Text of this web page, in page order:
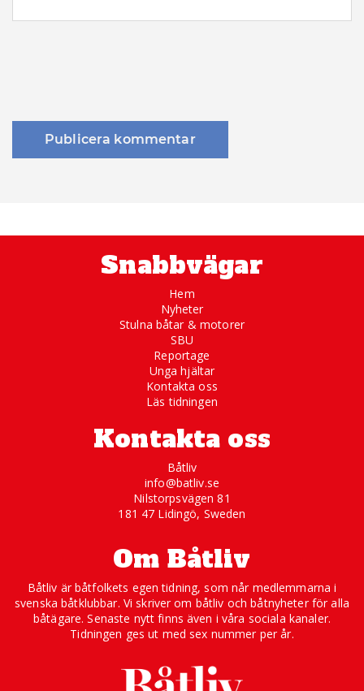
Snabbvägar
Hem
Nyheter
Stulna båtar & motorer
SBU
Reportage
Unga hjältar
Kontakta oss
Läs tidningen
Kontakta oss
Båtliv
info@batliv.se
Nilstorpsvägen 81
181 47 Lidingö, Sweden
Om Båtliv
Båtliv är båtfolkets egen tidning, som når medlemmarna i
svenska båtklubbar. Vi skriver om båtliv och båtnyheter för alla
båtägare. Senaste nytt finns även i våra sociala kanaler.
Tidningen ges ut med sex nummer per år.